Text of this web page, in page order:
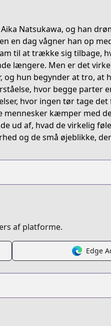
Natsukawa, og han
en dag vågner han op
til at trække sig tilbage,
længere. Men er det
hun begynder at tro, at
hvor begge parter
hvor ingen tør tage
mennesker kæmper med
ud af, hvad de virkelig
og de små øjeblikke,
af platforme.
Edge